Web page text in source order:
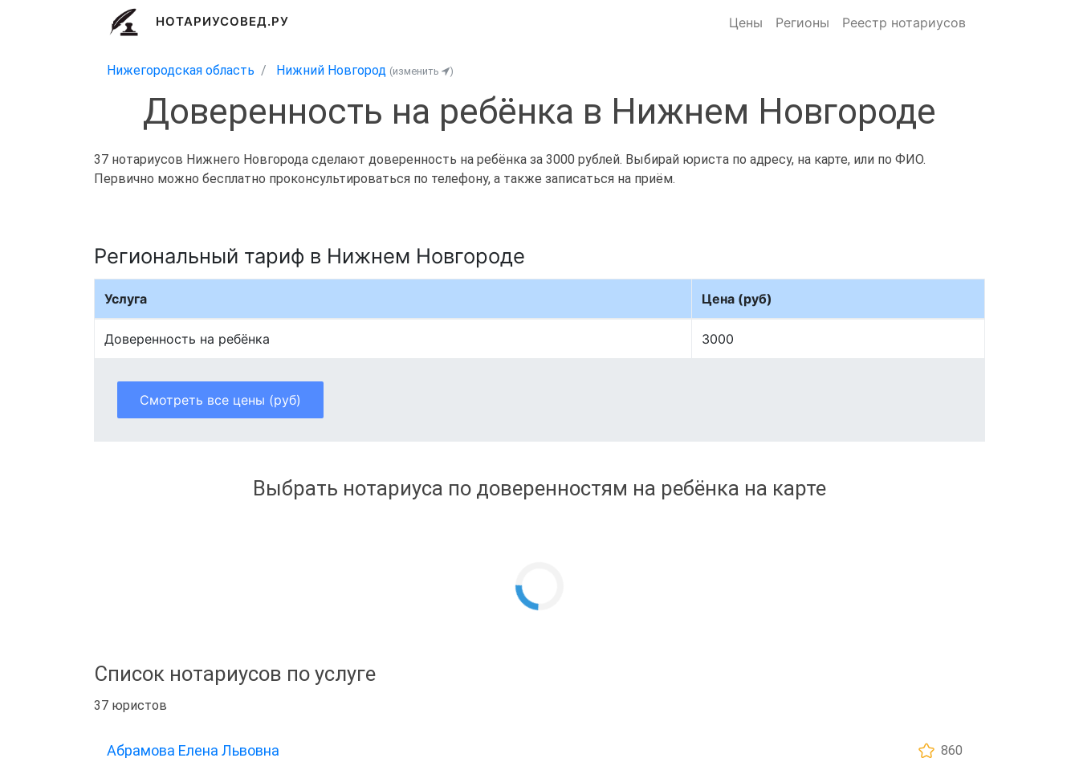
НОТАРИУСОВЕД.РУ Цены Регионы Реестр нотариусов
Нижегородская область Нижний Новгород (изменить )
Доверенность на ребёнка в Нижнем Новгороде
37 нотариусов Нижнего Новгорода сделают доверенность на ребёнка за 3000 рублей. Выбирай юриста по адресу, на карте, или по ФИО.
Первично можно бесплатно проконсультироваться по телефону, а также записаться на приём.
Региональный тариф в Нижнем Новгороде
Услуга Цена (руб)
Доверенность на ребёнка 3000
Смотреть все цены (руб)
Выбрать нотариуса по доверенностям на ребёнка на карте
Список нотариусов по услуге
37 юристов
Абрамова Елена Львовна 860